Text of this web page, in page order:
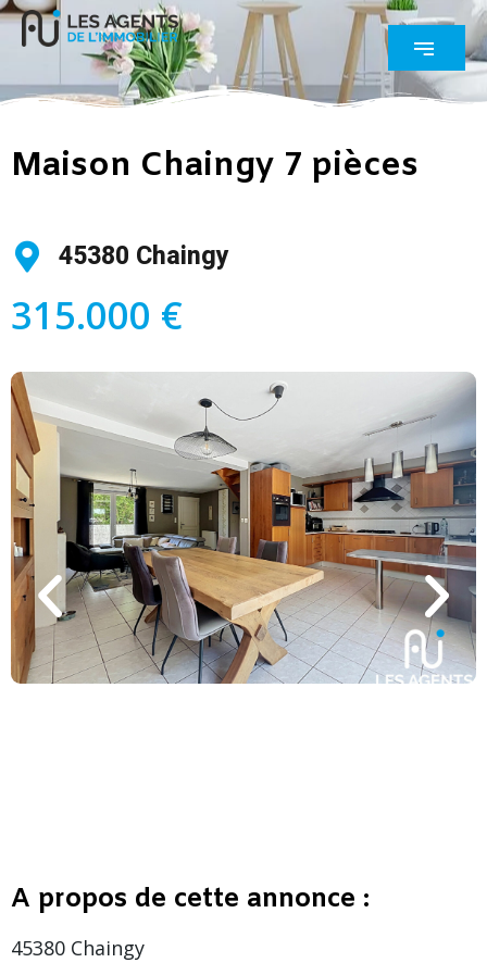
Maison Chaingy 7 pièces
45380 Chaingy
315.000 €
A propos de cette annonce :
45380 Chaingy